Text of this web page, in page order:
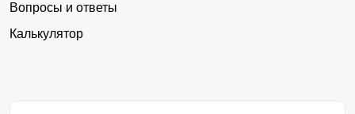
Вопросы и ответы
Калькулятор